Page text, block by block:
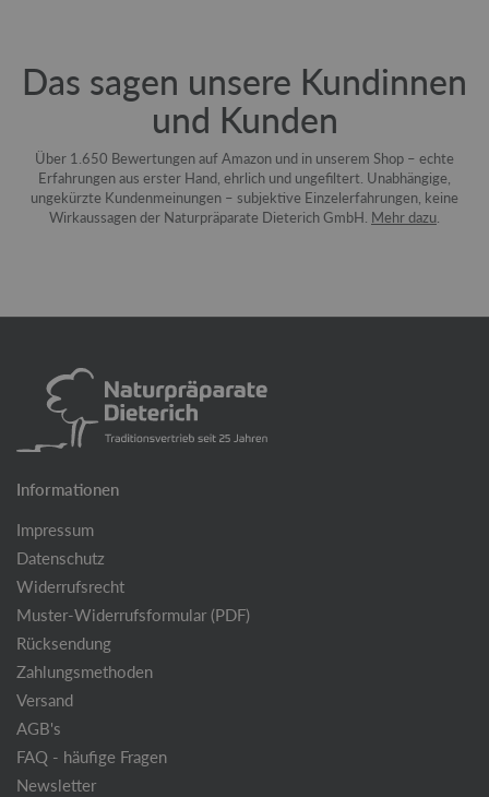
Das sagen unsere Kundinnen
und Kunden
Über 1.650 Bewertungen auf Amazon und in unserem Shop – echte
Erfahrungen aus erster Hand, ehrlich und ungefiltert. Unabhängige,
ungekürzte Kundenmeinungen – subjektive Einzelerfahrungen, keine
Wirkaussagen der Naturpräparate Dieterich GmbH. Mehr dazu
Informationen
Impressum
Datenschutz
Widerrufsrecht
Muster-Widerrufsformular (PDF)
Rücksendung
Zahlungsmethoden
Versand
AGB's
FAQ - häufige Fragen
Newsletter